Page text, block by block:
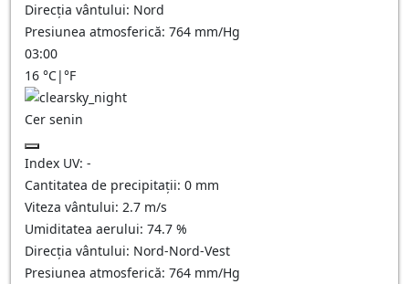
Direcția vântului: Nord
Presiunea atmosferică: 764 mm/Hg
03:00
16 °C|°F
Cer senin
Index UV: -
Cantitatea de precipitații: 0 mm
Viteza vântului: 2.7 m/s
Umiditatea aerului: 74.7 %
Direcția vântului: Nord-Nord-Vest
Presiunea atmosferică: 764 mm/Hg